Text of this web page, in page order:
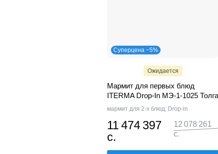
Суперцена −5%
Ожидается
Мармит для первых блюд
ITERMA Drop-In МЭ-1-1025 Толга
мармит для 2-х блюд; Drop-in
11 474 397
с.
12 078 261
с.